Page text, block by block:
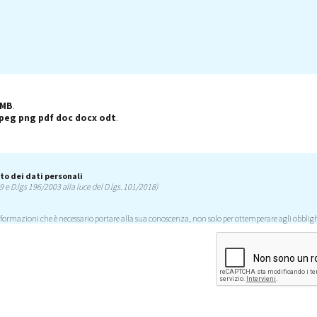
.
png pdf doc docx odt.
dei dati personali
e D.lgs 196/2003 alla luce del D.lgs. 101/2018)
che è necessario portare alla sua conoscenza, non solo per ottemperare agli
dati personali è
, responsabile nei suoi confronti del legittimo e corretto uso dei suoi dati